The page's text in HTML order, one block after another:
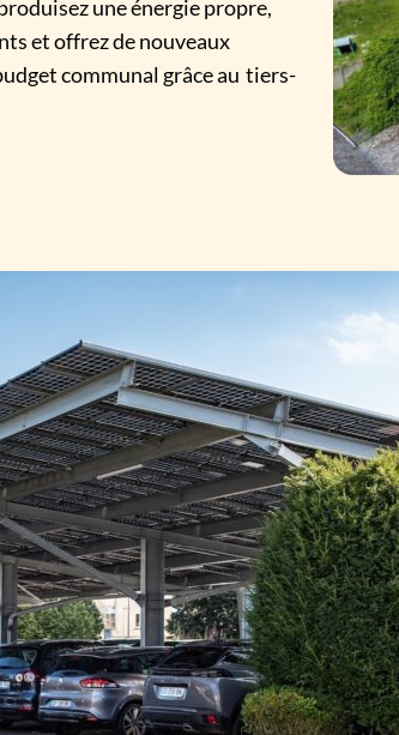
une énergie propre,
et offrez de nouveaux
communal grâce au tiers-